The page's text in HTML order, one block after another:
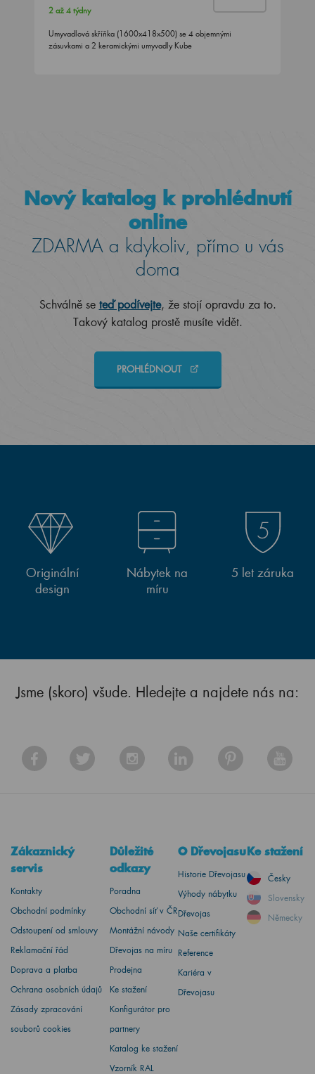
2 až 4 týdny
Umyvadlová skříňka (1600x418x500) se 4 objemnými
zásuvkami a 2 keramickými umyvadly Kube
Nový katalog k prohlédnutí
online
ZDARMA a kdykoliv, přímo u vás
doma
Schválně se teď podívejte, že stojí opravdu za to.
Takový katalog prostě musíte vidět.
PROHLÉDNOUT
Originální
design
Nábytek na
míru
5 let záruka
Jsme (skoro) všude. Hledejte a najdete nás na:
Zákaznický
servis
Kontakty
Obchodní podmínky
Odstoupení od smlouvy
Reklamační řád
Doprava a platba
Ochrana osobních údajů
Zásady zpracování
souborů cookies
Důležité
odkazy
Poradna
Obchodní síť v ČR
Montážní návody
Dřevojas na míru
Prodejna
Ke stažení
Konfigurátor pro
partnery
Katalog ke stažení
Vzorník RAL
O Dřevojasu
Historie Dřevojasu
Výhody nábytku
Dřevojas
Naše certifikáty
Reference
Kariéra v
Dřevojasu
Ke stažení
Česky
Slovensky
Německy